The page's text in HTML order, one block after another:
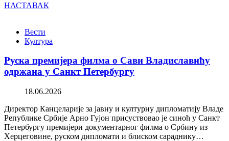
НАСТАВАК
Вести
Култура
Руска премијера филма о Сави Владиславићу
одржана у Санкт Петербургу
18.06.2026
Директор Канцеларије за јавну и културну дипломатију Владе
Републике Србије Арно Гујон присуствовао је синоћ у Санкт
Петербургу премијери документарног филма о Србину из
Херцеговине, руском дипломати и блиском сараднику…